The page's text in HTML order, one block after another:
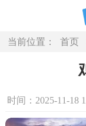
当前位置： 首页
时间：2025-11-18